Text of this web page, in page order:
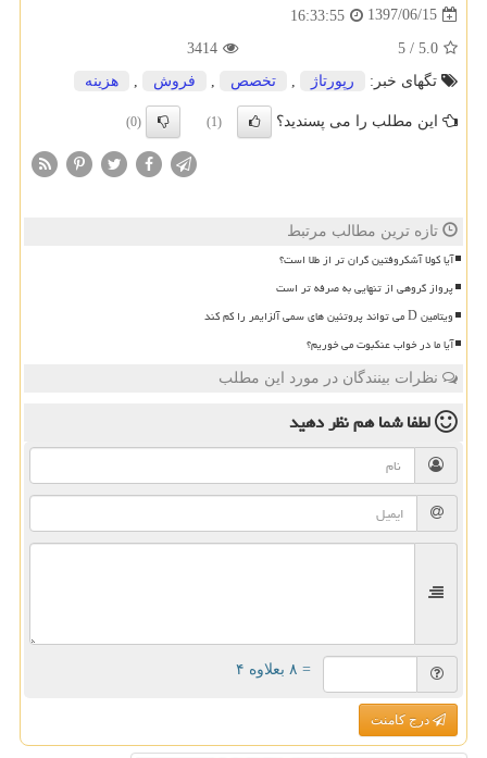
1397/06/15
16:33:55
5.0
/
5
3414
تگهای خبر:
رپورتاژ , تخصص , فروش , هزینه
این مطلب را می پسندید؟ (1)
(0)
تازه ترین مطالب مرتبط
آیا کولا آشکروفتین گران تر از طلا است؟
پرواز گروهی از تنهایی به صرفه تر است
ویتامین D می تواند پروتئین های سمی آلزایمر را کم کند
آیا ما در خواب عنکبوت می خوریم؟
نظرات بینندگان در مورد این مطلب
لطفا شما همنظر دهید
= ۸ بعلاوه ۴
درج کامنت